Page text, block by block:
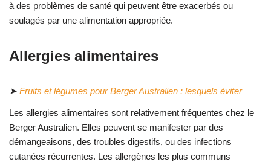
à des problèmes de santé qui peuvent être exacerbés ou
soulagés par une alimentation appropriée.
Allergies alimentaires
➤ Fruits et légumes pour Berger Australien : lesquels éviter
Les allergies alimentaires sont relativement fréquentes chez le
Berger Australien. Elles peuvent se manifester par des
démangeaisons, des troubles digestifs, ou des infections
cutanées récurrentes. Les allergènes les plus communs